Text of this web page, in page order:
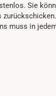
Sie
muss in